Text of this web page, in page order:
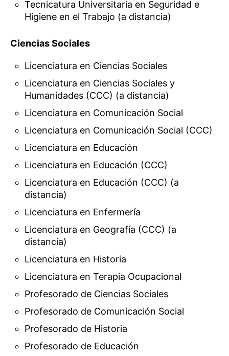
Tecnicatura Universitaria en Seguridad e
Higiene en el Trabajo (a distancia)
Ciencias Sociales
Licenciatura en Ciencias Sociales
Licenciatura en Ciencias Sociales y
Humanidades (CCC) (a distancia)
Licenciatura en Comunicación Social
Licenciatura en Comunicación Social (CCC)
Licenciatura en Educación
Licenciatura en Educación (CCC)
Licenciatura en Educación (CCC) (a
distancia)
Licenciatura en Enfermería
Licenciatura en Geografía (CCC) (a
distancia)
Licenciatura en Historia
Licenciatura en Terapia Ocupacional
Profesorado de Ciencias Sociales
Profesorado de Comunicación Social
Profesorado de Historia
Profesorado de Educación